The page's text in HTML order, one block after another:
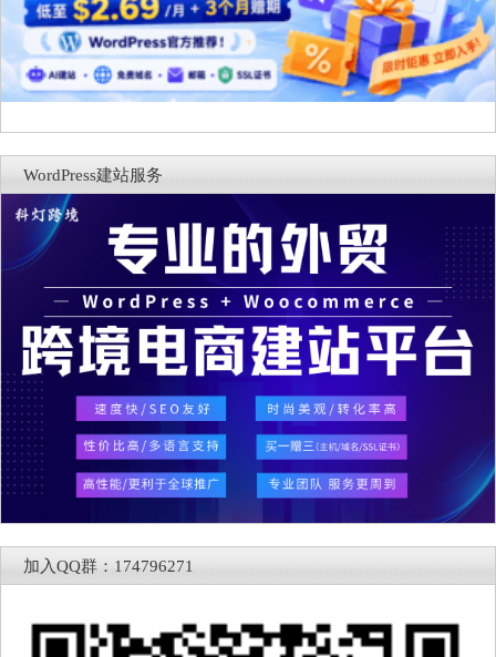
WordPress建站服务
加入QQ群：174796271